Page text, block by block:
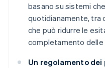
basano su sistemi
quotidianamente, tra
che può ridurre le
completamento delle
Un regolamento